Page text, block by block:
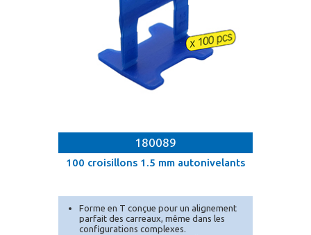
180089
100 croisillons 1.5 mm autonivelants
Forme en T conçue pour un alignement
parfait des carreaux, même dans les
configurations complexes.